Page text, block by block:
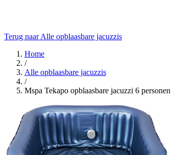
Terug naar Alle opblaasbare jacuzzis
Home
/
Alle opblaasbare jacuzzis
/
Mspa Tekapo opblaasbare jacuzzi 6 personen